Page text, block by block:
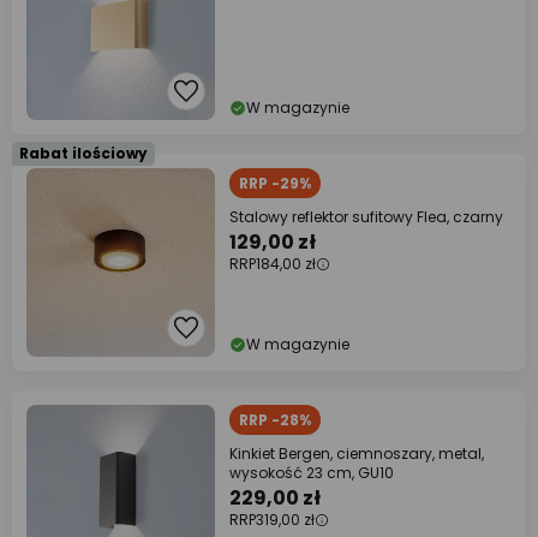
W magazynie
Rabat ilościowy
RRP -29%
Stalowy reflektor sufitowy Flea, czarny
129,00 zł
RRP184,00 zł
W magazynie
RRP -28%
Kinkiet Bergen, ciemnoszary, metal,
wysokość 23 cm, GU10
229,00 zł
RRP319,00 zł